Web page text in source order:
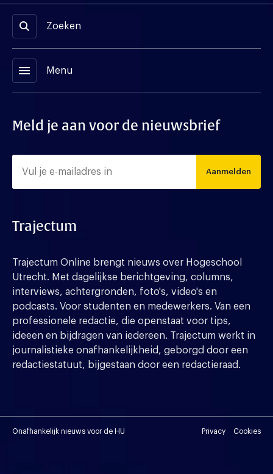
Zoeken
menu Menu
Meld je aan voor de nieuwsbrief
Aanmelden
Trajectum
Trajectum Online brengt nieuws over Hogeschool
Utrecht. Met dagelijkse berichtgeving, columns,
interviews, achtergronden, foto's, video's en
podcasts. Voor studenten en medewerkers. Van een
professionele redactie, die openstaat voor tips,
ideeen en bijdragen van iedereen. Trajectum werkt in
journalistieke onafhankelijkheid, geborgd door een
redactiestatuut, bijgestaan door een redactieraad.
Onafhankelijk nieuws voor de HU Privacy Cookies